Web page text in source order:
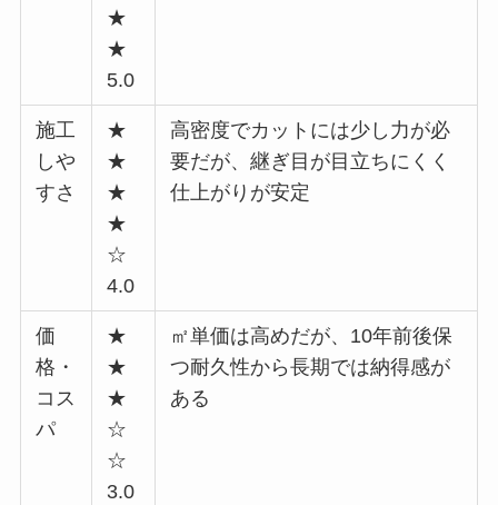
★
★
5.0
施工
しや
すさ
★
★
★
★
☆
4.0
高密度でカットには少し力が必
要だが、継ぎ目が目立ちにくく
仕上がりが安定
価
格・
コス
パ
★
★
★
☆
☆
3.0
㎡単価は高めだが、10年前後保
つ耐久性から長期では納得感が
ある